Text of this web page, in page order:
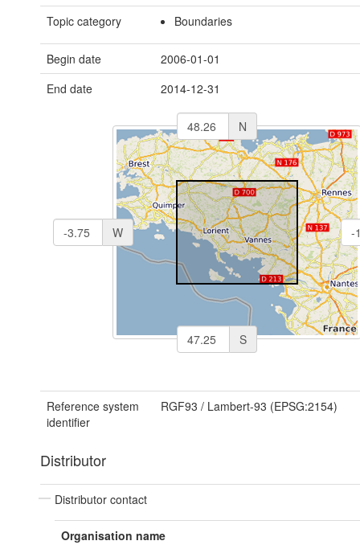
Topic category
Boundaries
Begin date
2006-01-01
End date
2014-12-31
N
S
W
Reference system
identifier
RGF93 / Lambert-93 (EPSG:2154)
Distributor
Distributor contact
Organisation name